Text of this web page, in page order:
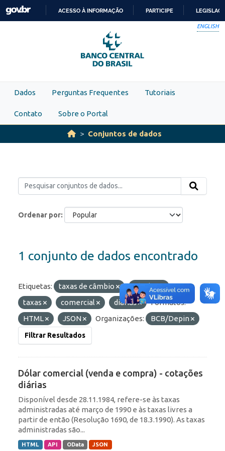
Skip to main content
PARA
O
CONTEÚDO
ACESSO À INFORMAÇÃO PARTICIPE
ENGLISH
Dados Perguntas Frequentes Tutoriais
Contato Sobre o Portal
Conjuntos de dados
Ordenar por
1 conjunto de dados encontrado
Etiquetas: taxas de câmbio
câmbio
taxas
comercial diárias
Formatos:
HTML
JSON Organizações: BCB/Depin
Filtrar Resultados
Dólar comercial (venda e compra) - cotações
diárias
Disponível desde 28.11.1984, refere-se às taxas
administradas até março de 1990 e às taxas livres a
partir de então (Resolução 1690, de 18.3.1990). As taxas
administradas são...
HTML API OData JSON